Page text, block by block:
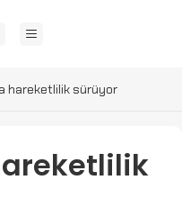
hareketlilik sürüyor